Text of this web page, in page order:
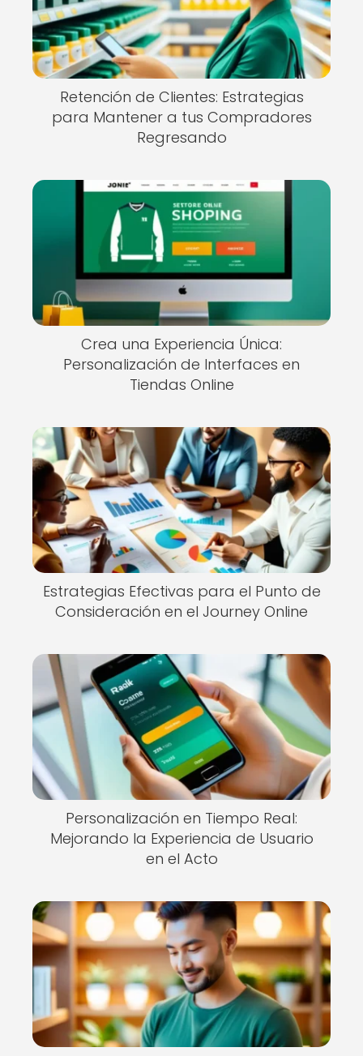
Retención de Clientes: Estrategias
para Mantener a tus Compradores
Regresando
Crea una Experiencia Única:
Personalización de Interfaces en
Tiendas Online
Estrategias Efectivas para el Punto de
Consideración en el Journey Online
Personalización en Tiempo Real:
Mejorando la Experiencia de Usuario
en el Acto